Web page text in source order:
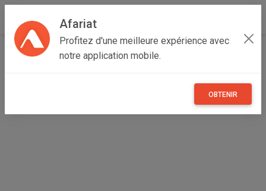
Afariat
Profitez d'une meilleure expérience avec
notre application mobile.
OBTENIR
Accueil Véhicules Grand Tunis